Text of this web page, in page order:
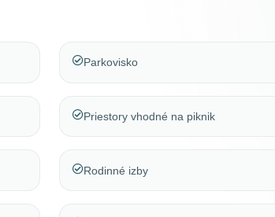
Parkovisko
Priestory vhodné na piknik
Rodinné izby